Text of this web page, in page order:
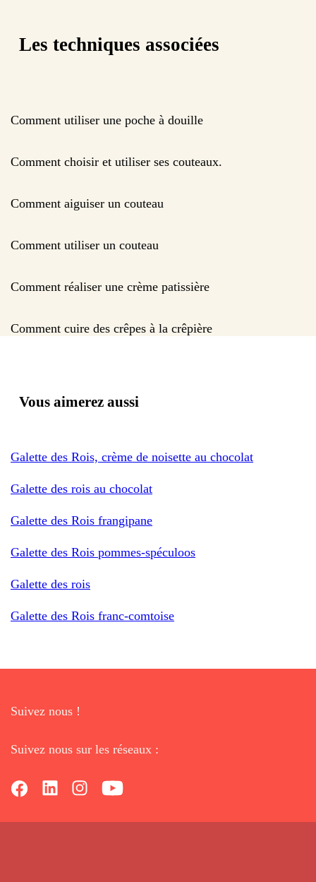
Les techniques associées
Comment utiliser une poche à douille
Comment choisir et utiliser ses couteaux.
Comment aiguiser un couteau
Comment utiliser un couteau
Comment réaliser une crème patissière
Comment cuire des crêpes à la crêpière
Vous aimerez aussi
Galette des Rois, crème de noisette au chocolat
Galette des rois au chocolat
Galette des Rois frangipane
Galette des Rois pommes-spéculoos
Galette des rois
Galette des Rois franc-comtoise
Suivez nous !
Suivez nous sur les réseaux :